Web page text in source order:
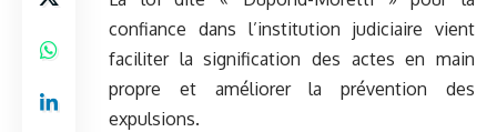
confiance dans l’institution judiciaire vient
faciliter la signification des actes en main
propre et améliorer la prévention des
expulsions.